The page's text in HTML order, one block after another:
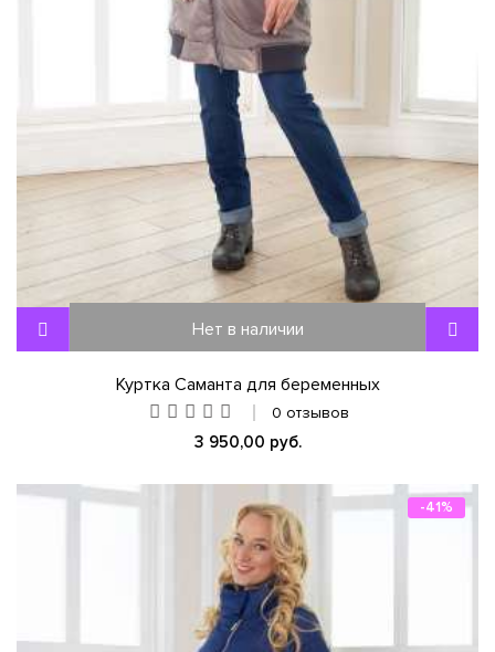
Нет в наличии
Куртка Саманта для беременных
0 отзывов
3 950,00 руб.
-41%